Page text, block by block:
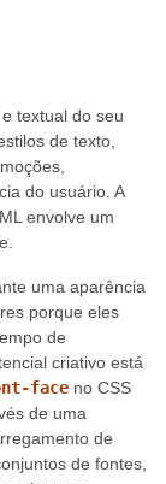
textual do seu
de texto,
do usuário. A
envolve um
uma aparência
porque eles
de
criativo está
face no CSS
de uma
de
de fontes,